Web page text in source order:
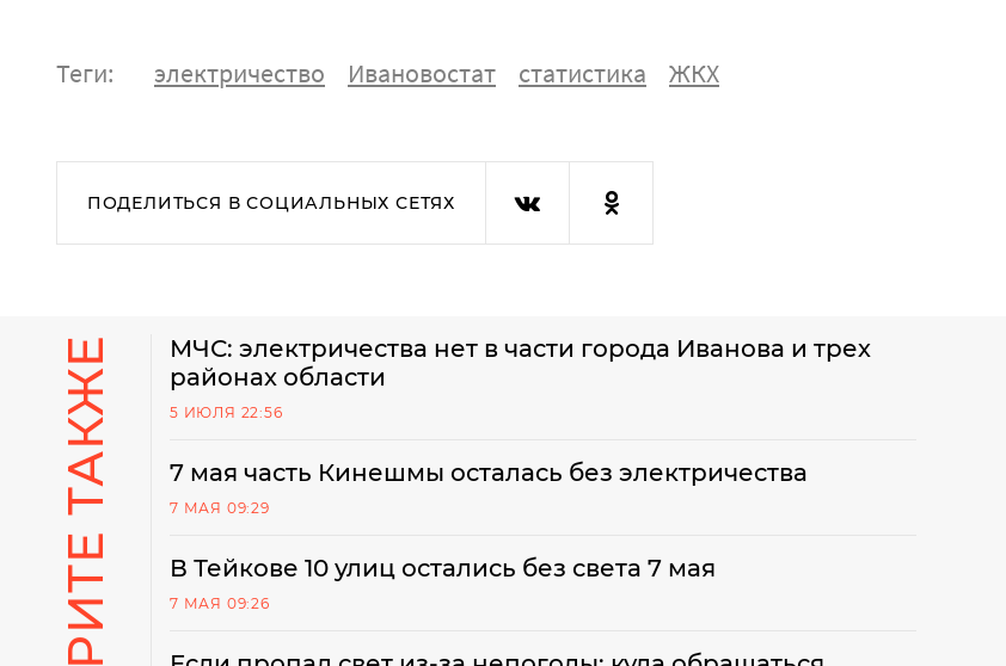
Теги: электричество Ивановостат статистика ЖКХ
ПОДЕЛИТЬСЯ В СОЦИАЛЬНЫХ СЕТЯХ
МЧС: электричества нет в части города Иванова и трех
районах области
5 ИЮЛЯ 22:56
7 мая часть Кинешмы осталась без электричества
7 МАЯ 09:29
В Тейкове 10 улиц остались без света 7 мая
7 МАЯ 09:26